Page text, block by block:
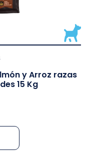
y Arroz razas
15 Kg